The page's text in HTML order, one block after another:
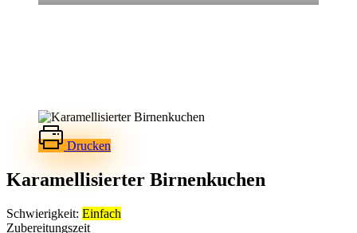
Drucken
Karamellisierter Birnenkuchen
Schwierigkeit: Einfach
Zubereitungszeit